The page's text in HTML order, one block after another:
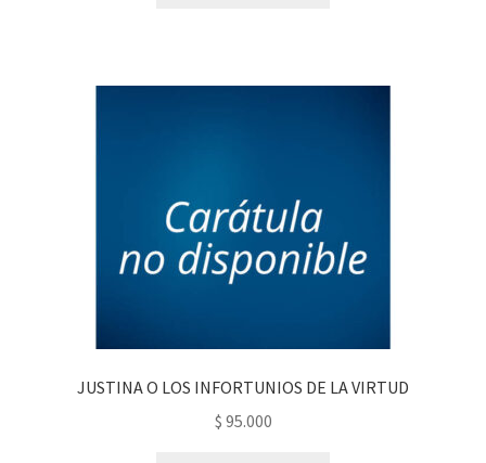
JUSTINA O LOS INFORTUNIOS DE LA VIRTUD
$ 95.000